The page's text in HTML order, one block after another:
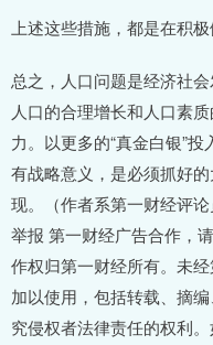
上述这些措施，都是在积极
总之，人口问题是经济社
人口的合理增长和人口素
力。以更多的“真金白银”
有战略意义，是必须抓好
现。（作者系第一财经评论
举报 第一财经广告合作，
作权归第一财经所有。未
加以使用，包括转载、摘
究侵权者法律责任的权利